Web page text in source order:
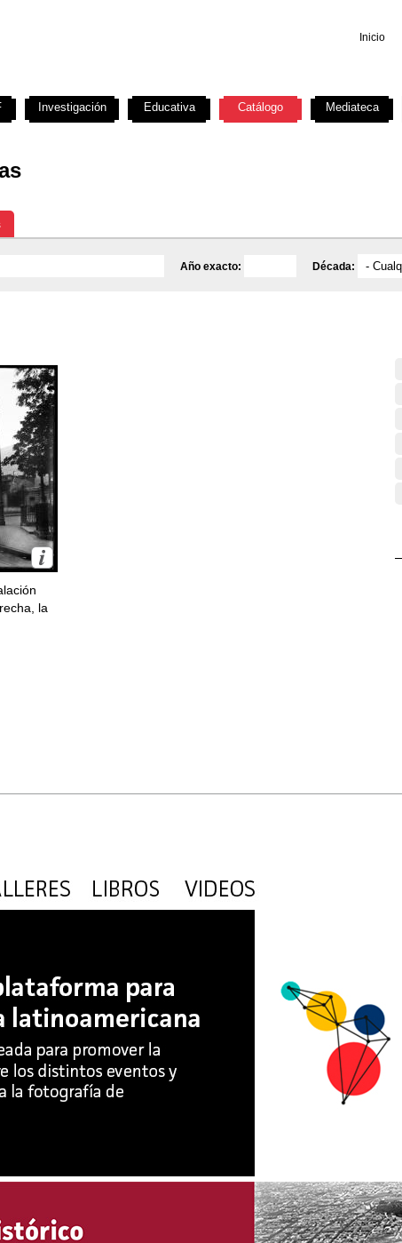
Inicio
Año exacto: Década:
la
Investigación Educativa Catálogo Mediateca